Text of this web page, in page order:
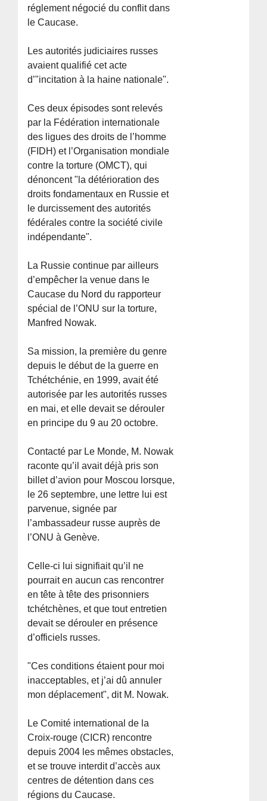
réglement négocié du conflit dans
le Caucase.
Les autorités judiciaires russes
avaient qualifié cet acte
d’"incitation à la haine nationale".
Ces deux épisodes sont relevés
par la Fédération internationale
des ligues des droits de l’homme
(FIDH) et l’Organisation mondiale
contre la torture (OMCT), qui
dénoncent "la détérioration des
droits fondamentaux en Russie et
le durcissement des autorités
fédérales contre la société civile
indépendante".
La Russie continue par ailleurs
d’empêcher la venue dans le
Caucase du Nord du rapporteur
spécial de l’ONU sur la torture,
Manfred Nowak.
Sa mission, la première du genre
depuis le début de la guerre en
Tchétchénie, en 1999, avait été
autorisée par les autorités russes
en mai, et elle devait se dérouler
en principe du 9 au 20 octobre.
Contacté par Le Monde, M. Nowak
raconte qu’il avait déjà pris son
billet d’avion pour Moscou lorsque,
le 26 septembre, une lettre lui est
parvenue, signée par
l’ambassadeur russe auprès de
l’ONU à Genève.
Celle-ci lui signifiait qu’il ne
pourrait en aucun cas rencontrer
en tête à tête des prisonniers
tchétchènes, et que tout entretien
devait se dérouler en présence
d’officiels russes.
"Ces conditions étaient pour moi
inacceptables, et j’ai dû annuler
mon déplacement", dit M. Nowak.
Le Comité international de la
Croix-rouge (CICR) rencontre
depuis 2004 les mêmes obstacles,
et se trouve interdit d’accès aux
centres de détention dans ces
régions du Caucase.